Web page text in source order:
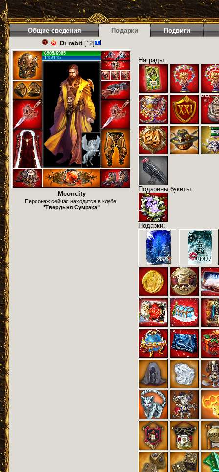
Общие сведения Подарки Подвиги
Dr rabit[12]
6905/6905
115/115
Mooncity
Персонаж сейчас находится в клубе.
"Твердыня Сумрака"
Награды:
Подарены букеты:
Подарки: